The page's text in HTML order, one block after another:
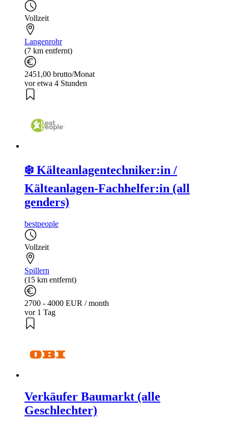
Vollzeit
Langenrohr
(7 km entfernt)
2451,00 brutto/Monat
vor etwa 4 Stunden
❄️ Kälteanlagentechniker:in /
Kälteanlagen-Fachhelfer:in (all
genders)
bestpeople
Vollzeit
Spillern
(15 km entfernt)
2700 - 4000 EUR / month
vor 1 Tag
Verkäufer Baumarkt (alle
Geschlechter)